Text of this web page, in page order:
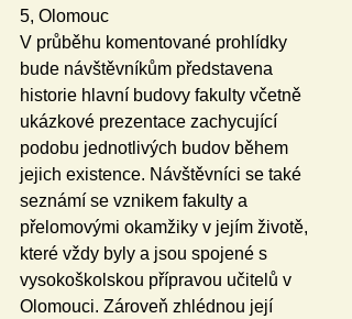
5, Olomouc
V průběhu komentované prohlídky
bude návštěvníkům představena
historie hlavní budovy fakulty včetně
ukázkové prezentace zachycující
podobu jednotlivých budov během
jejich existence. Návštěvníci se také
seznámí se vznikem fakulty a
přelomovými okamžiky v jejím životě,
které vždy byly a jsou spojené s
vysokoškolskou přípravou učitelů v
Olomouci. Zároveň zhlédnou její